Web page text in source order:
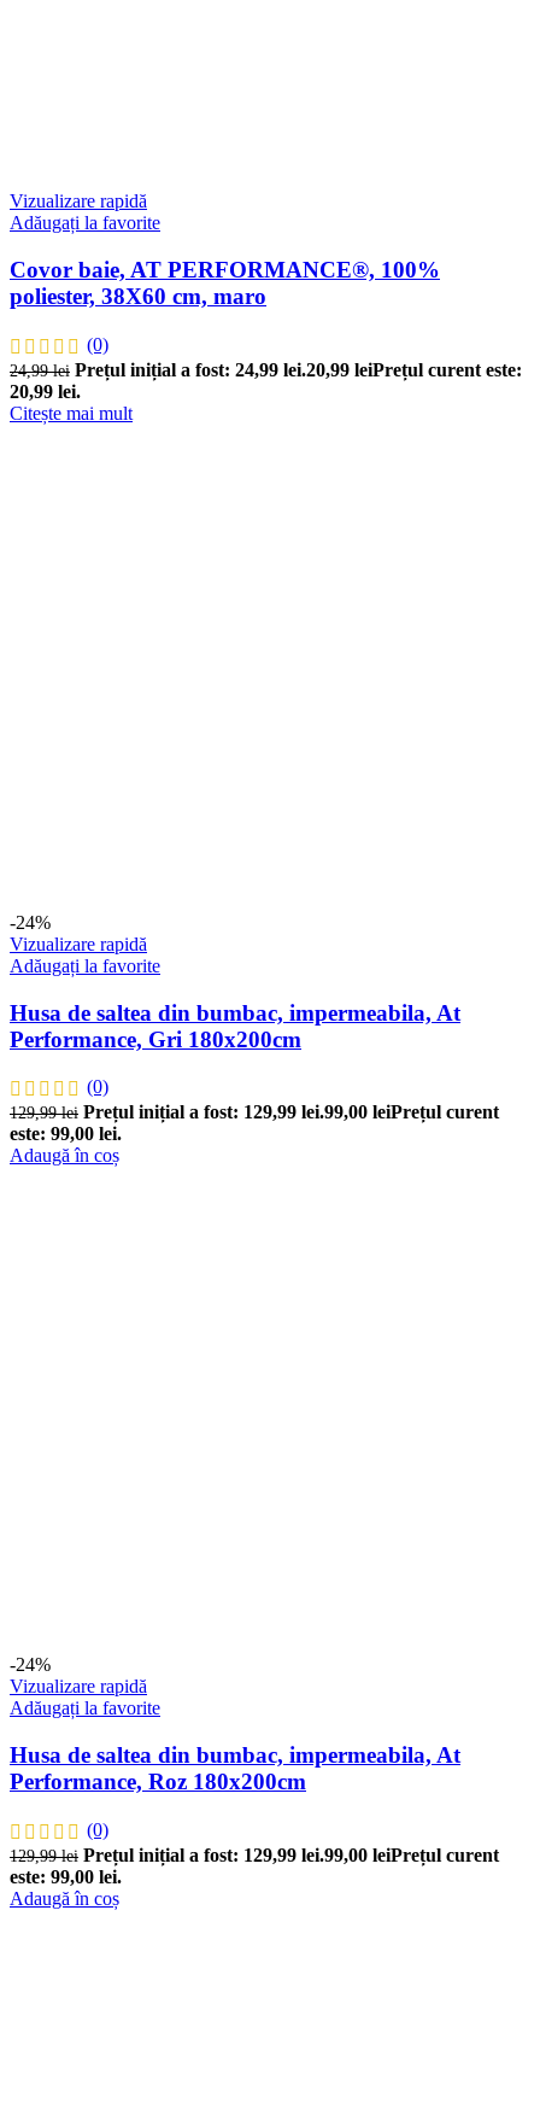
Vizualizare rapidă
Adăugați la favorite
Covor baie, AT PERFORMANCE®, 100%
poliester, 38X60 cm, maro
(0)
24,99lei Prețul inițial a fost: 24,99 lei.20,99 leiPrețul curent este:
20,99 lei.
Citește mai mult
-24%
Vizualizare rapidă
Adăugați la favorite
Husa de saltea din bumbac, impermeabila, At
Performance, Gri 180x200cm
(0)
129,99lei Prețul inițial a fost: 129,99 lei.99,00 leiPrețul curent
este: 99,00 lei.
Adaugă în coș
-24%
Vizualizare rapidă
Adăugați la favorite
Husa de saltea din bumbac, impermeabila, At
Performance, Roz 180x200cm
(0)
129,99lei Prețul inițial a fost: 129,99 lei.99,00 leiPrețul curent
este: 99,00 lei.
Adaugă în coș